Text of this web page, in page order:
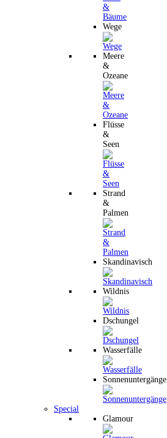
Wege
Meere
&
Ozeane
Flüsse
&
Seen
Strand
&
Palmen
Skandinavisch
Wildnis
Dschungel
Wasserfälle
Sonnenuntergänge
Special
Glamour